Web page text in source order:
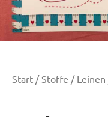
Start / Stoffe / Leinen